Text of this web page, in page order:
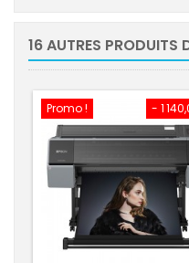
16 AUTRES PRODUITS
- 1
Promo !